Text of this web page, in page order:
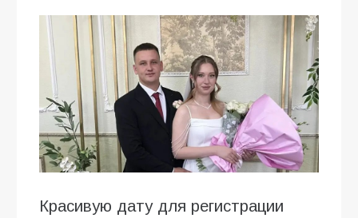
Красивую дату для регистрации